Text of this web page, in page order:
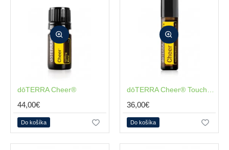
dōTERRA Cheer®
44,00€
Do košíka
dōTERRA Cheer® Touch 10 ml
36,00€
Do košíka